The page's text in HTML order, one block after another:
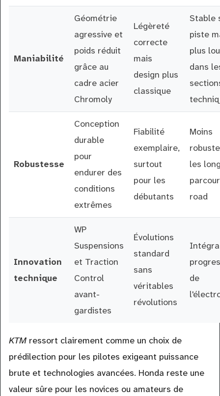
Maniabilité
Géométrie
agressive et
poids réduit
grâce au
cadre acier
Chromoly
Légèreté
correcte
mais
design plus
classique
Stable
piste
plus
dans
Robustesse
Conception
durable
pour
endurer des
conditions
extrêmes
Fiabilité
exemplaire,
surtout
pour les
débutants
Moins
les
road
Innovation
technique
WP
Suspensions
et Traction
Control
avant-
gardistes
Évolutions
standard
sans
véritables
révolutions
de
KTMressort clairement comme un choix de
prédilection pour les pilotes exigeant puissance
brute et technologies avancées. Honda reste une
valeur sûre pour les novices ou amateurs de